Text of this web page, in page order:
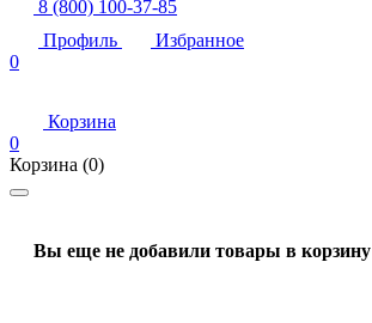
8 (800) 100-37-85
Профиль
Избранное
0
Корзина
0
Корзина (0)
Вы еще не добавили товары в корзину